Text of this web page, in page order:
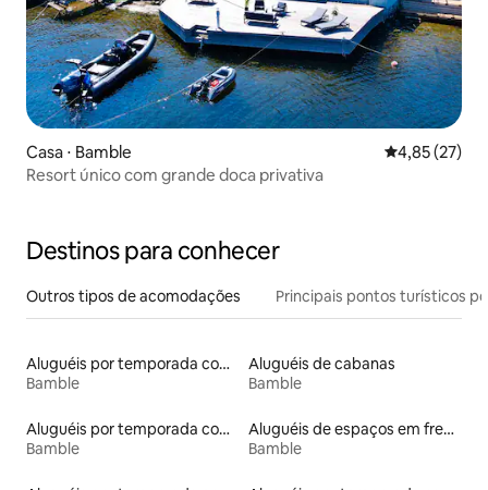
Casa ⋅ Bamble 4,85 de uma
4,85 (27)
Resort único com grande doca privativa
Destinos para conhecer
Outros tipos de acomodações Principais pontos turísticos
Aluguéis por temporada com acesso ao lago
Bamble
Aluguéis de cabanas
Bamble
Aluguéis por temporada com caiaque
Bamble
Aluguéis de espaços em frente à praia
Bamble